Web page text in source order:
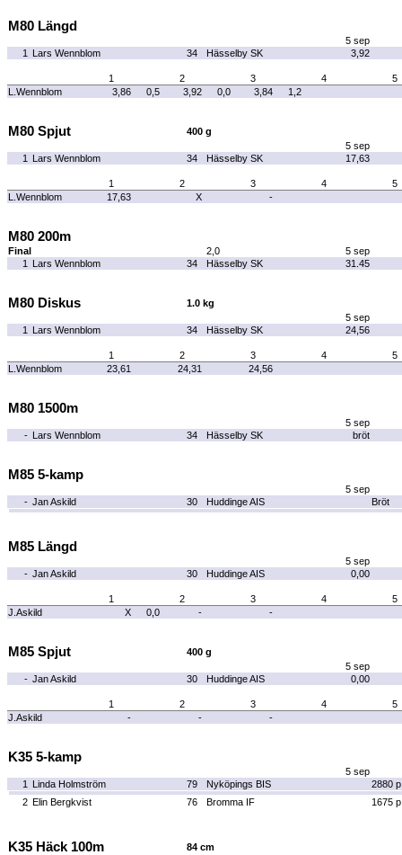
M80 Längd
5 sep
1
Lars Wennblom 34 Hässelby SK 3,92
1 2 3 4
5
L.Wennblom
3,86 0,5 3,92 0,0 3,84 1,2
M80 Spjut
400 g
5 sep
1
Lars Wennblom 34 Hässelby SK 17,63
1 2 3 4
5
L.Wennblom
17,63 X -
M80 200m
Final 2,0
5 sep
1
Lars Wennblom 34 Hässelby SK 31.45
M80 Diskus
1.0 kg
5 sep
1
Lars Wennblom 34 Hässelby SK 24,56
1 2 3 4
5
L.Wennblom
23,61 24,31 24,56
M80 1500m
5 sep
- Lars Wennblom 34 Hässelby SK bröt
M85 5-kamp
5 sep
- Jan Askild 30 Huddinge AIS Bröt
M85 Längd
5 sep
- Jan Askild 30 Huddinge AIS 0,00
1 2 3 4
5
J.Askild
X 0,0 - -
M85 Spjut
400 g
5 sep
- Jan Askild 30 Huddinge AIS 0,00
1 2 3 4
5
J.Askild
- - -
K35 5-kamp
5 sep
1
Linda Holmström 79 Nyköpings BIS
2880 p
2 Elin Bergkvist 76 Bromma IF 1675 p
K35 Häck 100m
84 cm